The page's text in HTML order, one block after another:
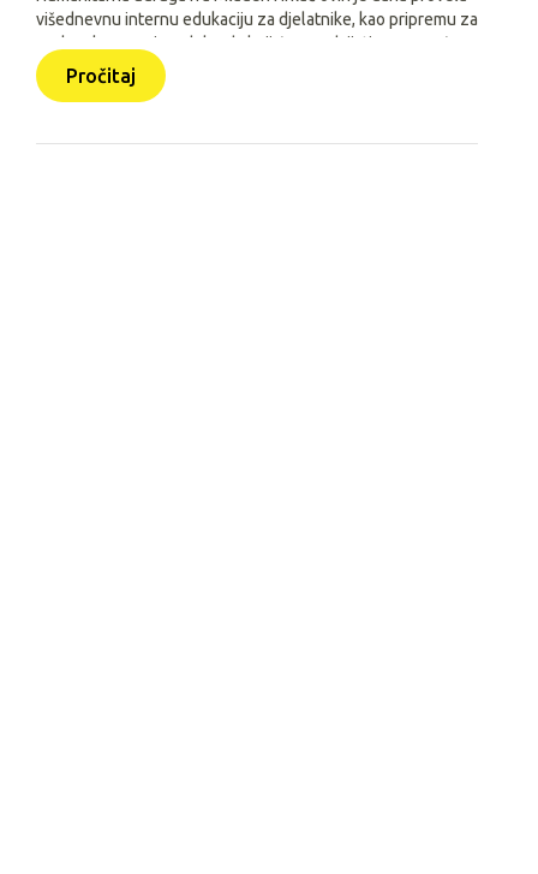
višednevnu internu edukaciju za djelatnike, kao pripremu za
prelazak na novi model rada koji će se odvijati uz pomoć
triju aplikacija: Pomozimo zajedno (javna), HUMH HUB i
HUMH GO (obje interne).
Pročitaj